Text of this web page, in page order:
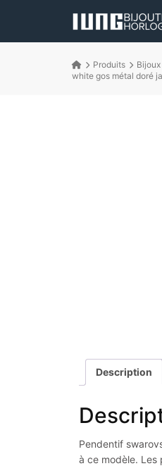
Produits Bijoux
white gos métal doré
Description
Pendentif
à ce modèle. Les